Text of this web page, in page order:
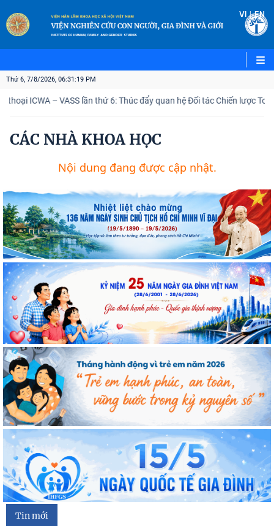
VI |EN
Thứ 6, 7/8/2026, 06:31:19 PM
ICWA – VASS lần thứ 6: Thúc đẩy quan hệ Đối tác Chiến lược
CÁC NHÀ KHOA HỌC
Nội dung đang được cập nhật.
Tin mới